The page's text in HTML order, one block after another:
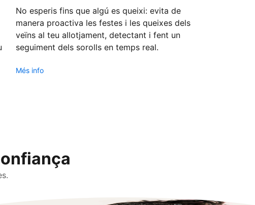
No esperis fins que algú es queixi: evita de
manera proactiva les festes i les queixes dels
veïns al teu allotjament, detectant i fent un
seguiment dels sorolls en temps real.
Més info